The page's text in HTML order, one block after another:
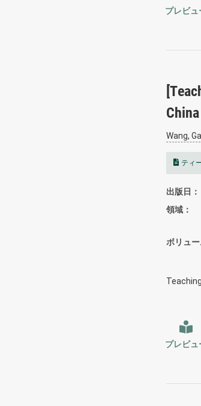
プレビュ
China
Wang,
ティ
出版日
領域
ボリュー
プレビュ